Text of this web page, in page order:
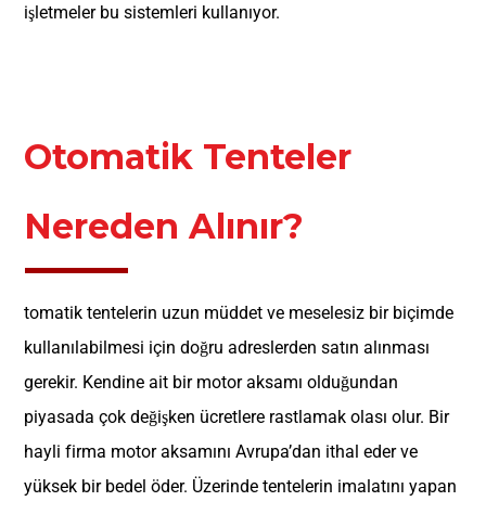
işletmeler bu sistemleri kullanıyor.
Otomatik Tenteler
Nereden Alınır?
tomatik tentelerin uzun müddet ve meselesiz bir biçimde
kullanılabilmesi için doğru adreslerden satın alınması
gerekir. Kendine ait bir motor aksamı olduğundan
piyasada çok değişken ücretlere rastlamak olası olur. Bir
hayli firma motor aksamını Avrupa’dan ithal eder ve
yüksek bir bedel öder. Üzerinde tentelerin imalatını yapan